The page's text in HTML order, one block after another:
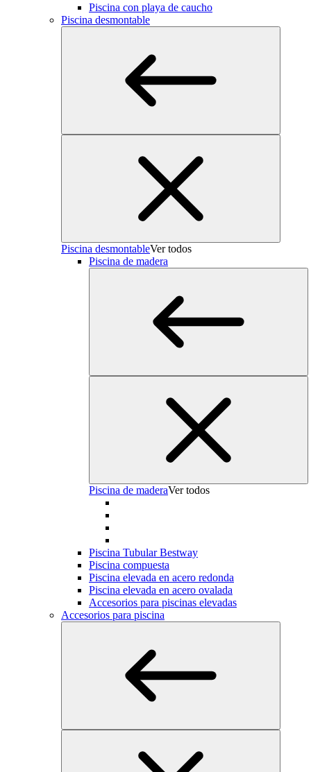
Piscina con playa de caucho
Piscina desmontable
Piscina desmontableVer todos
Piscina de madera
Piscina de maderaVer todos
Piscina Tubular Bestway
Piscina compuesta
Piscina elevada en acero redonda
Piscina elevada en acero ovalada
Accesorios para piscinas elevadas
Accesorios para piscina